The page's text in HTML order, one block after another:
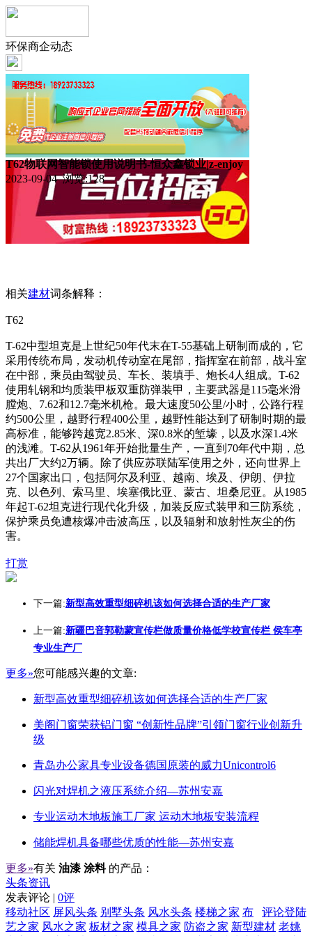
环保商企动态
T62物联网智能锁使用说明书-恒众鑫锁业|z-enjoy
2023-09-04 浏览:128
相关建材词条解释：
T62
T-62中型坦克是上世纪50年代末在T-55基础上研制而成的，它
采用传统布局，发动机传动室在尾部，指挥室在前部，战斗室
在中部，乘员由驾驶员、车长、装填手、炮长4人组成。T-62
使用轧钢和均质装甲板双重防弹装甲，主要武器是115毫米滑
膛炮、7.62和12.7毫米机枪。最大速度50公里/小时，公路行程
约500公里，越野行程400公里，越野性能达到了研制时期的最
高标准，能够跨越宽2.85米、深0.8米的堑壕，以及水深1.4米
的浅滩。T-62从1961年开始批量生产，一直到70年代中期，总
共出厂大约2万辆。除了供应苏联陆军使用之外，还向世界上
27个国家出口，包括阿尔及利亚、越南、埃及、伊朗、伊拉
克、以色列、索马里、埃塞俄比亚、蒙古、坦桑尼亚。从1985
年起T-62坦克进行现代化升级，加装反应式装甲和三防系统，
保护乘员免遭核爆冲击波高压，以及辐射和放射性灰尘的伤
害。
打赏
下一篇:新型高效重型细碎机该如何选择合适的生产厂家
上一篇:新疆巴音郭勒蒙宣传栏做质量价格低学校宣传栏 侯车亭
专业生产厂
更多»您可能感兴趣的文章:
新型高效重型细碎机该如何选择合适的生产厂家
美阁门窗荣获铝门窗 “创新性品牌”引领门窗行业创新升
级
青岛办公家具专业设备德国原装的威力Unicontrol6
闪光对焊机之液压系统介绍—苏州安嘉
专业运动木地板施工厂家 运动木地板安装流程
储能焊机具备哪些优质的性能—苏州安嘉
更多»有关 油漆 涂料 的产品：
头条资讯
发表评论 | 0评
评论登陆
移动社区 屏风头条 别墅头条 风水头条 楼梯之家 布
艺之家 风水之家 板材之家 模具之家 防盗之家 新型建材 老姚